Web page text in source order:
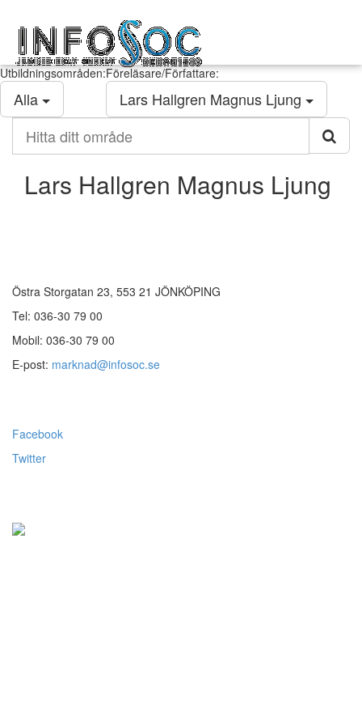
Infosoc
kompetensutveckling
Utbildningsområden:
Alla
Föreläsare/Författare:
Lars Hallgren Magnus Ljung
ditt
område
Lars Hallgren Magnus Ljung
Östra Storgatan 23, 553 21 JÖNKÖPING
Tel: 036-30 79 00
Mobil: 036-30 79 00
E-post: marknad@infosoc.se
Facebook
Twitter